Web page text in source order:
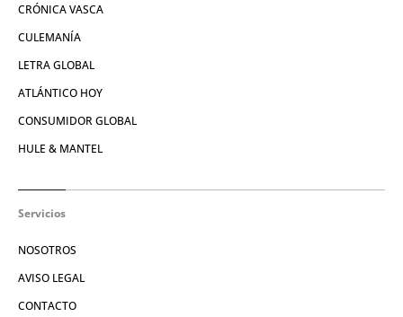
CRÓNICA VASCA
CULEMANÍA
LETRA GLOBAL
ATLÁNTICO HOY
CONSUMIDOR GLOBAL
HULE & MANTEL
Servicios
NOSOTROS
AVISO LEGAL
CONTACTO